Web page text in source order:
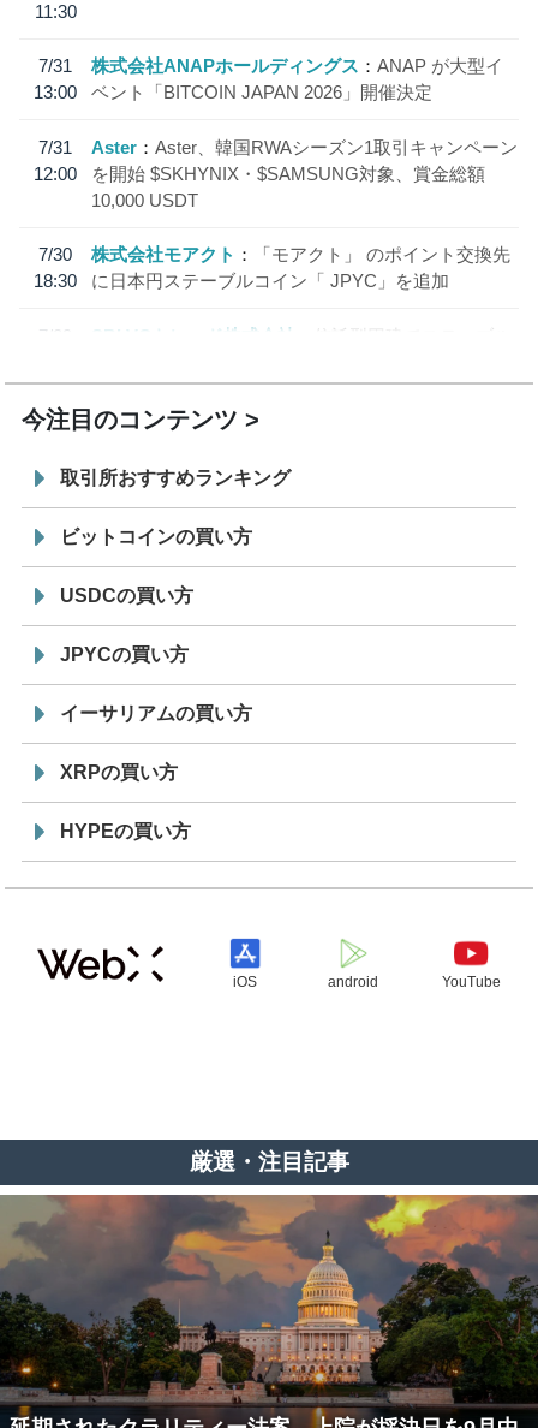
11:30
7/31
13:00
株式会社ANAPホールディングス
ANAP が大型イ
ベント「BITCOIN JAPAN 2026」開催決定
7/31
12:00
Aster
Aster、韓国RWAシーズン1取引キャンペーン
を開始 $SKHYNIX・$SAMSUNG対象、賞金総額
10,000 USDT
7/30
18:30
株式会社モアクト
「モアクト」 のポイント交換先
に日本円ステーブルコイン「 JPYC」を追加
7/29
SBI VCトレード株式会社
信託型円建てステーブル
今注目のコンテンツ
取引所おすすめランキング
ビットコインの買い方
USDCの買い方
JPYCの買い方
イーサリアムの買い方
XRPの買い方
HYPEの買い方
iOS android YouTube
厳選・注目記事